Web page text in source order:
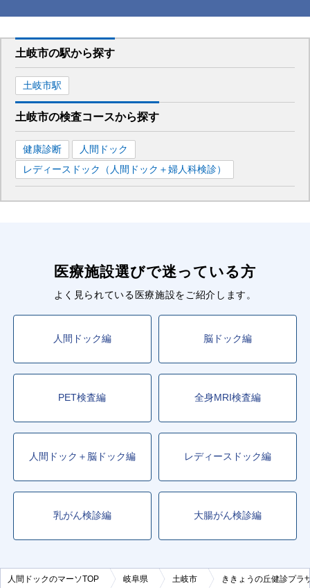
土岐市の駅から探す
土岐市駅
土岐市の検査コースから探す
健康診断
人間ドック
レディースドック（人間ドック＋婦人科検診）
医療施設選びで迷っている方
よく見られている医療施設をご紹介します。
人間ドック編 脳ドック編
PET検査編 全身MRI検査編
人間ドック＋脳ドック編 レディースドック編
乳がん検診編 大腸がん検診編
人間ドックのマーソTOP 岐阜県 土岐市 ききょうの丘健診プラ